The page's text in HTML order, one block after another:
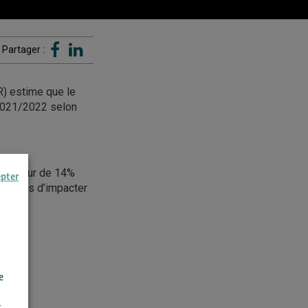
Partager :
estime que le
2022 selon
de 14%
pas d’impacter